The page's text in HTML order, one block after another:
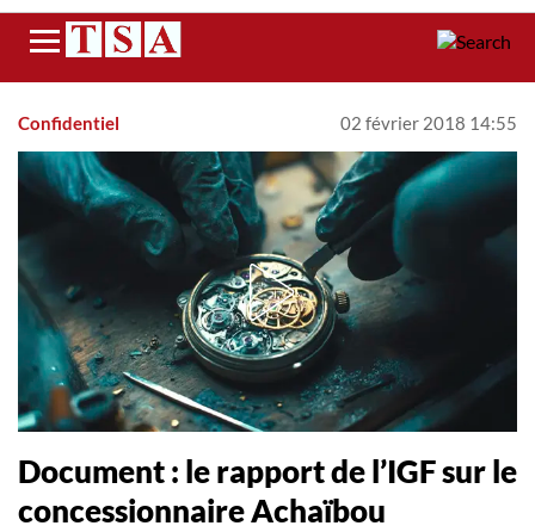
Menu
Confidentiel 02 février 2018 14:55
Document : le rapport de l’IGF sur le
concessionnaire Achaïbou